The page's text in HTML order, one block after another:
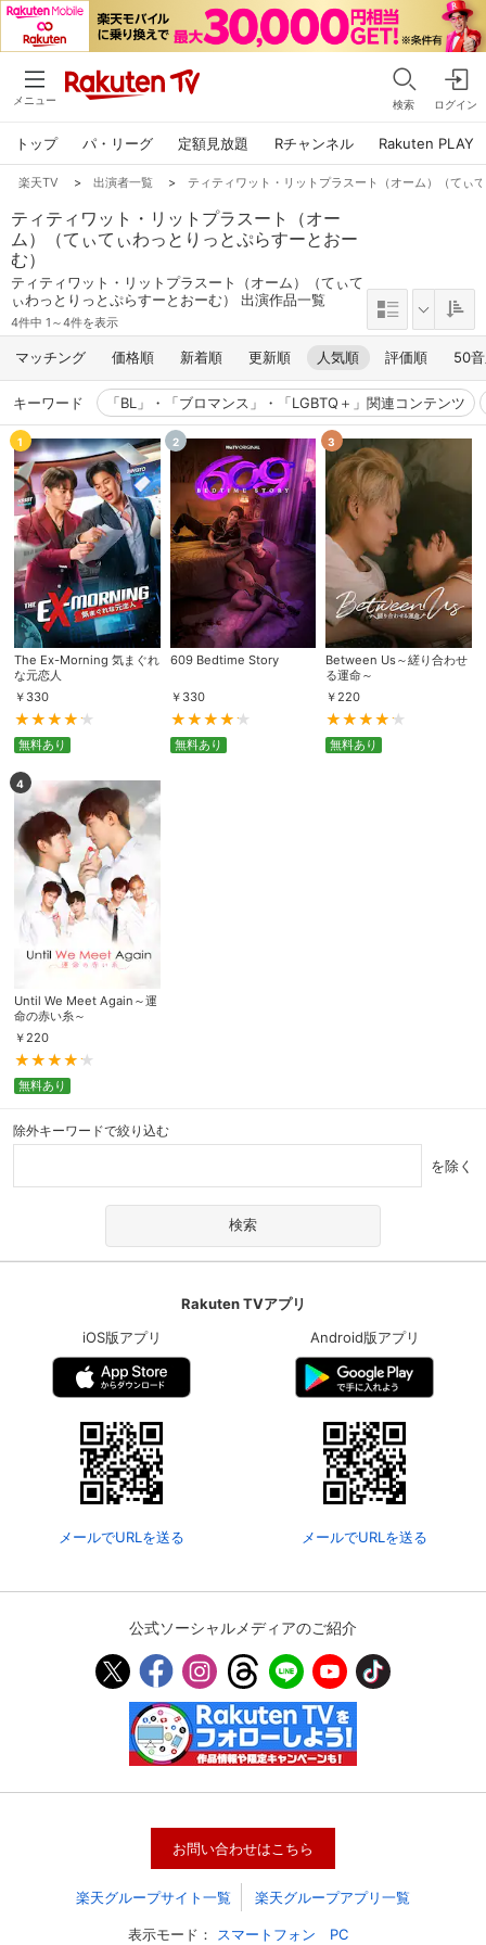
メニュー 検索 ログイン
トップ パ・リーグ 定額見放題 Rチャンネル Rakuten PLAY
会員情報
基本情報、本人連絡先、パスワード 、クレ
ジットカード情報の変更が可能です。
決済方法の変更が可能です。
楽天TV > 出演者一覧 > ティティワット・リットプラスート（オーム）（てぃ
ティティワット・リットプラスート（オー
ム）（てぃてぃわっとりっとぷらすーとおー
む）
ティティワット・リットプラスート（オーム）（てぃて
ぃわっとりっとぷらすーとおーむ） 出演作品一覧
4件中 1～4件を表示
マッチング 価格順 新着順 更新順 人気順 評価順 50
キーワード 「BL」・「ブロマンス」・「LGBTQ＋」関連コンテンツ
1
The Ex-Morning 気まぐれ
な元恋人
￥ 330
無料あり
2
609 Bedtime Story
￥ 330
無料あり
3
Between Us～縒り合わせ
る運命～
￥ 220
無料あり
4
Until We Meet Again～運
命の赤い糸～
￥ 220
無料あり
除外キーワードで絞り込む
を除く
Rakuten TVアプリ
iOS版アプリ
メールでURLを送る
Android版アプリ
メールでURLを送る
公式ソーシャルメディアのご紹介
お問い合わせはこちら
楽天グループサイト一覧 楽天グループアプリ一覧
表示モード： スマートフォン PC